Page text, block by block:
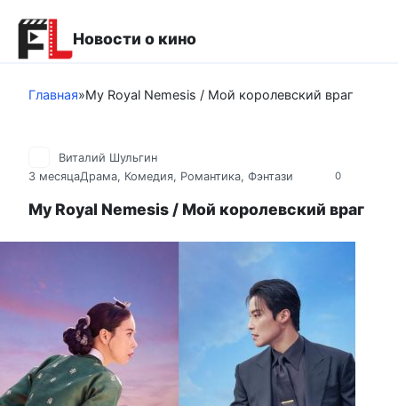
контенту
Новости о кино
Главная»My Royal Nemesis / Мой королевский враг
0
Виталий Шульгин
3 месяцаДрама, Комедия, Романтика, Фэнтази
My Royal Nemesis / Мой королевский враг